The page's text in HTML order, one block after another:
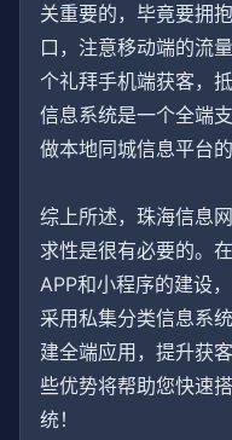
关重要的，毕竟要拥
口，注意移动端的流
个礼拜手机端获客，
信息系统是一个全端
做本地同城信息平台的
综上所述，珠海信息
求性是很有必要的。
APP和小程序的建设
采用私集分类信息系
建全端应用，提升获
些优势将帮助您快速
统！